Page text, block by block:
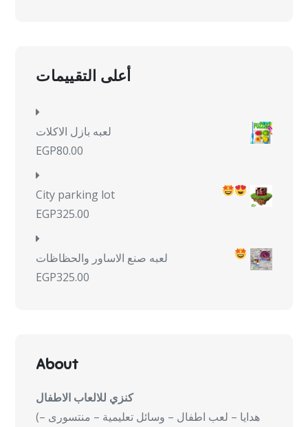
أعلى التقييمات
لعبه بازل الاكلات
EGP80.00
City parking lot
EGP325.00
لعبه صنع الاساور والحظاظات
EGP325.00
About
كنزي للالعاب الاطفال
(هدايا – لعب اطفال – وسائل تعليمية – منتسورى –